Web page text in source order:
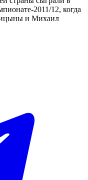
2011/12, когда
и Михаил